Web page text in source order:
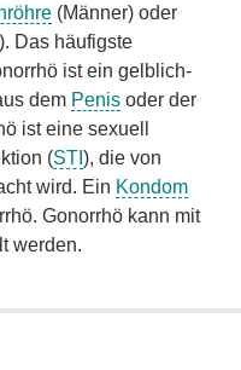
(Männer) oder
Das häufigste
ist ein gelblich-
dem Penis oder der
ist eine sexuell
(STI), die von
wird. Ein Kondom
Gonorrhö kann mit
werden.